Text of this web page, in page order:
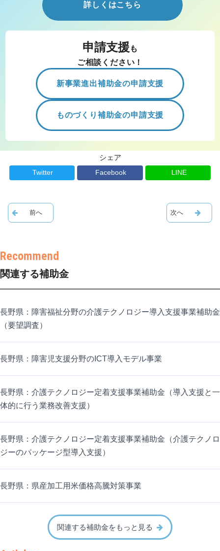
詳しくはこちら
申請支援 も
ご相談ください！
新事業進出補助金の申請支援
ものづくり補助金の申請支援
シェア
Twitter Facebook LINE
関連する補助金
長野県：障害福祉分野の介護テクノロジー導入支援事業補助金
（要望調査）
長野県：障害児支援分野のICT導入モデル事業
長野県：介護テクノロジー定着支援事業補助金（導入支援と一
体的に行う業務改善支援）
長野県：介護テクノロジー定着支援事業補助金（介護テクノロ
ジーのパッケージ型導入支援）
長野県：県産加工用米価格高騰対策事業
関連する補助金をもっと見る